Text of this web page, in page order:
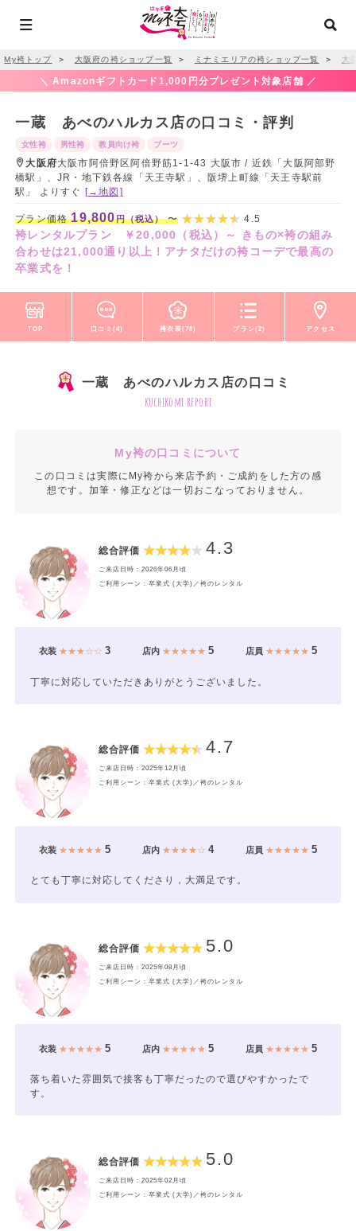
My袴トップ ＞ 大阪府の袴ショップ一覧 ＞ ミナミエリアの袴ショップ一覧 ＞ 大
＼ Amazonギフトカード1,000円分プレゼント対象店舗 ／
一蔵 あべのハルカス店の口コミ・評判
女性袴 男性袴 教員向け袴 ブーツ
大阪府大阪市阿倍野区阿倍野筋1-1-43 大阪市 / 近鉄「大阪阿部野
橋駅」、JR・地下鉄各線「天王寺駅」、阪堺上町線「天王寺駅前
駅」 よりすぐ [→地図]
プラン価格19,800円（税込）〜 4.5
袴レンタルプラン ￥20,000（税込）～ きもの×袴の組み
合わせは21,000通り以上！アナタだけの袴コーデで最高の
卒業式を！
TOP 口コミ(4) 袴衣装(78) プラン(2) アクセス
一蔵 あべのハルカス店の口コミ
kuchikomi report
My袴の口コミについて
この口コミは実際にMy袴から来店予約・ご成約をした方の感
想です。加筆・修正などは一切おこなっておりません。
総合評価 4.3
ご来店日時：2026年06月頃
ご利用シーン：卒業式 (大学)／袴のレンタル
衣装★★★☆☆ 3 店内★★★★★ 5 店員 ★★★★★5
丁寧に対応していただきありがとうございました。
総合評価 4.7
ご来店日時：2025年12月頃
ご利用シーン：卒業式 (大学)／袴のレンタル
衣装★★★★★ 5 店内★★★★☆ 4 店員 ★★★★★5
とても丁寧に対応してくださり，大満足です。
総合評価 5.0
ご来店日時：2025年08月頃
ご利用シーン：卒業式 (大学)／袴のレンタル
衣装★★★★★ 5 店内★★★★★ 5 店員 ★★★★★5
落ち着いた雰囲気で接客も丁寧だったので選びやすかったで
す。
総合評価 5.0
ご来店日時：2025年02月頃
ご利用シーン：卒業式 (大学)／袴のレンタル